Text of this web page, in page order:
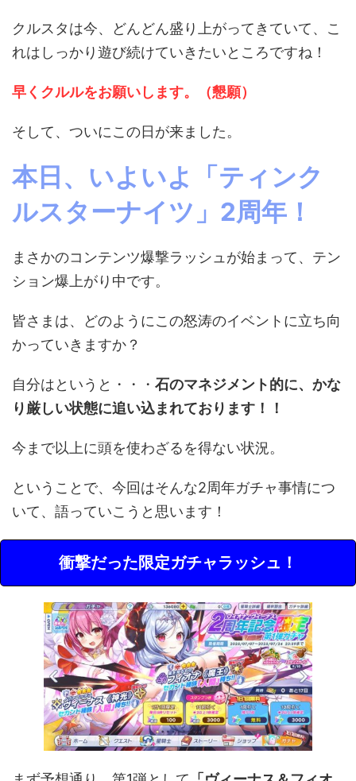
クルスタは今、どんどん盛り上がってきていて、こ
れはしっかり遊び続けていきたいところですね！
早くクルルをお願いします。（懇願）
そして、ついにこの日が来ました。
本日、いよいよ「ティンク
ルスターナイツ」2周年！
まさかのコンテンツ爆撃ラッシュが始まって、テン
ション爆上がり中です。
皆さまは、どのようにこの怒涛のイベントに立ち向
かっていきますか？
自分はというと・・・ 石のマネジメント的に、かな
り厳しい状態に追い込まれております！！
今まで以上に頭を使わざるを得ない状況。
ということで、今回はそんな2周年ガチャ事情につ
いて、語っていこうと思います！
衝撃だった限定ガチャラッシュ！